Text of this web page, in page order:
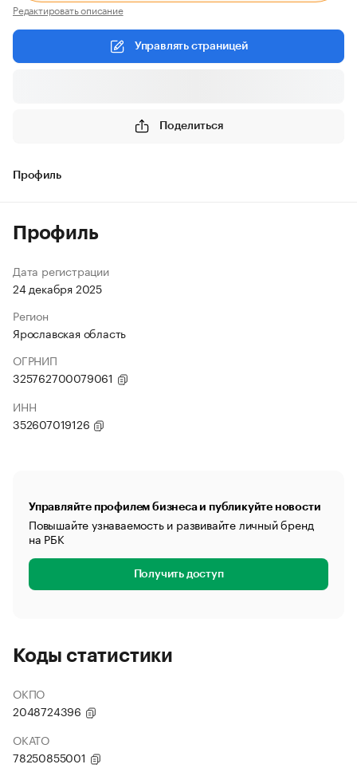
Редактировать описание
Управлять страницей
Поделиться
Профиль
Профиль
Дата регистрации
24 декабря 2025
Регион
Ярославская область
ОГРНИП
325762700079061
ИНН
352607019126
Управляйте профилем бизнеса и публикуйте новости
Повышайте узнаваемость и развивайте личный бренд
на РБК
Получить доступ
Коды статистики
ОКПО
2048724396
ОКАТО
78250855001